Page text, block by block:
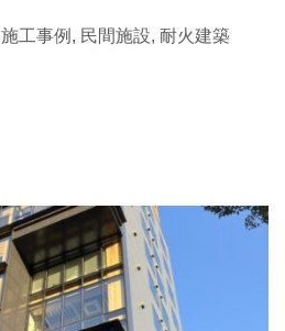
施工事例 , 民間施設, 耐火建築